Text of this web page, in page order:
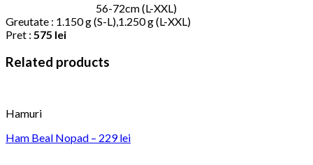
56-72cm (L-XXL)
Greutate : 1.150 g (S-L),1.250 g (L-XXL)
Pret : 575 lei
Related products
Hamuri
Ham Beal Nopad – 229 lei